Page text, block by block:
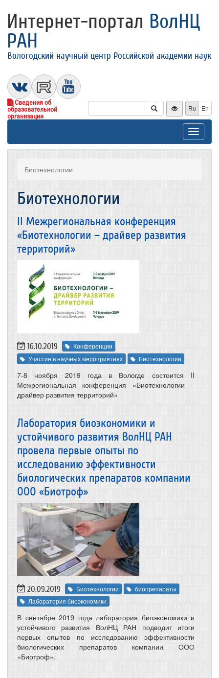
Интернет-портал ВолНЦ
РАН
Вологодский научный центр Российской академии наук
Сведения об
образовательной
организации
Ru En
Toggle
Биотехнологии
Биотехнологии
II Межрегиональная конференция
«Биотехнологии – драйвер развития
территорий»
16.10.2019
Конференции
Участие в научных мероприятиях
Биотехнологии
7-8 ноября 2019 года в Вологде состоится II
Межрегиональная конференция «Биотехнологии –
драйвер развития территорий»
Лаборатория биоэкономики и
устойчивого развития ВолНЦ РАН
провела первые опыты по
исследованию эффективности
биологических препаратов компании
ООО «Биотроф»
20.09.2019 Биотехнологии
биопрепараты
Лаборатория биоэкономики
В сентябре 2019 года лаборатория биоэкономики и
устойчивого развития ВолНЦ РАН подводит итоги
первых опытов по исследованию эффективности
биологических препаратов компании ООО
«Биотроф».